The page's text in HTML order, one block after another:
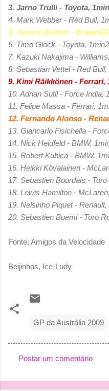
3. Jarno Trulli - Toyota,
4. Mark Webber - Red Bull,
5. Jenson Button -
6. Timo Glock - Toyota,
7. Kazuki Nakajima -
8. Sebastian Vettel - Red
9. Kimi Räikkönen - Ferrari,
10. Adrian Sutil - Force India,
11. Felipe Massa - Ferrari,
12. Fernando Alonso -
13. Giancarlo Fisichella -
14. Nick Heidfeld - BMW,
15. Robert Kubica - BMW,
16. Heikki Kövalainen -
17. Sebastien Bourdais -
18. Lewis Hamilton -
19. Nelsinho Piquet -
20. Sebastien Buemi - Toro
Fonte: Amigos da Velocidade
Beijinhos, Ice-Ludy
GP da Austrália 2009
o
Postar um comentário